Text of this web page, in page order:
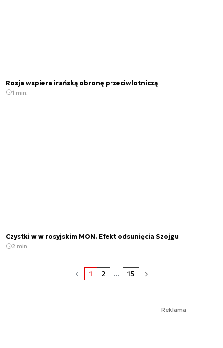
Rosja wspiera irańską obronę przeciwlotniczą
1 min.
Czystki w w rosyjskim MON. Efekt odsunięcia Szojgu
2 min.
1 2 ... 15
Reklama